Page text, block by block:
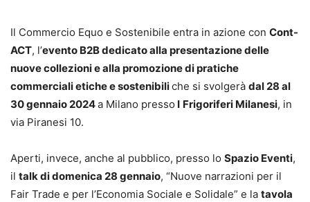
Il Commercio Equo e Sostenibile entra in azione con Cont-
ACT, l’evento B2B dedicato alla presentazionedelle
nuove collezioni e alla promozione di pratiche
commerciali etiche e sostenibiliche si svolgerà dal 28 al
30 gennaio 2024a Milano presso I Frigoriferi Milanesi, in
via Piranesi 10.
Aperti, invece, anche al pubblico, presso lo Spazio Eventi,
il talk di domenica 28 gennaio, “Nuove narrazioni per il
Fair Trade e per l’Economia Sociale e Solidale” e la tavola